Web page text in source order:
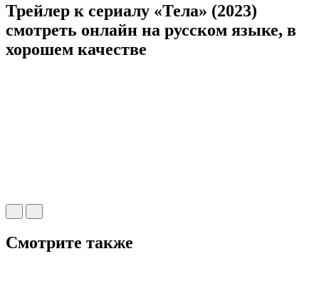
Трейлер к сериалу «Тела» (2023)
cмотреть онлайн на русском языке, в
хорошем качестве
Смотрите также